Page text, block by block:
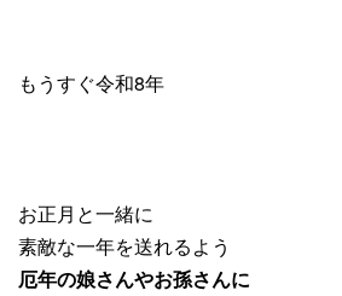
もうすぐ令和8年
お正月と一緒に
素敵な一年を送れるよう
厄年の娘さんやお孫さんに